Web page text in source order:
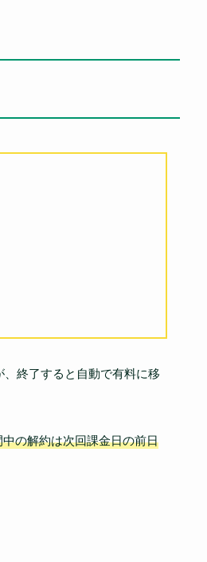
終了すると自動で有料に移
の解約は次回課金日の前日